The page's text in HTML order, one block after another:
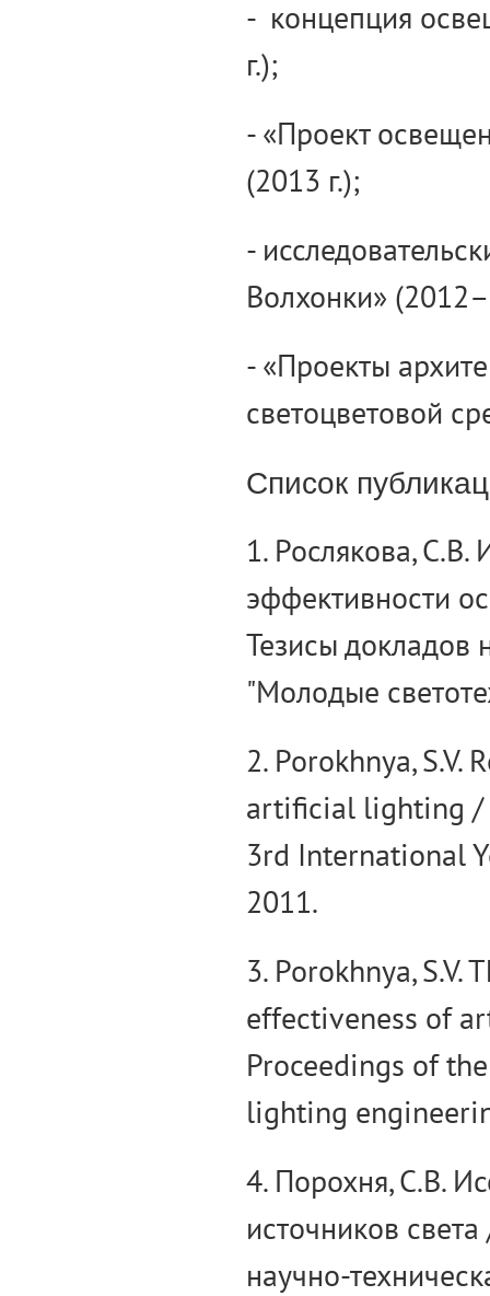
- концепция
г.);
- «Проект
(2013 г.);
-
Волхонки»
- «Проекты
светоцветовой
Список
1. Рослякова, С.В.
эффективности
Тезисы докладов
"Молодые
2. Porokhnya,
artificial lighting /
3rd International
2011.
3. Роrokhnya,
effectiveness of
Proceedings of
lighting
4. Порохня, С.В.
источников
научно-